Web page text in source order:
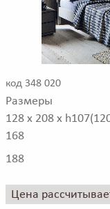
код 348 020
Размеры
128 x 208 x
168
188
Цена